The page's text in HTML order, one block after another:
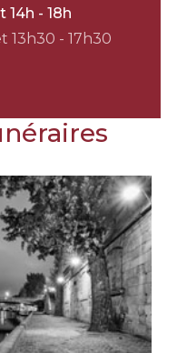
14h - 18h
13h30 - 17h30